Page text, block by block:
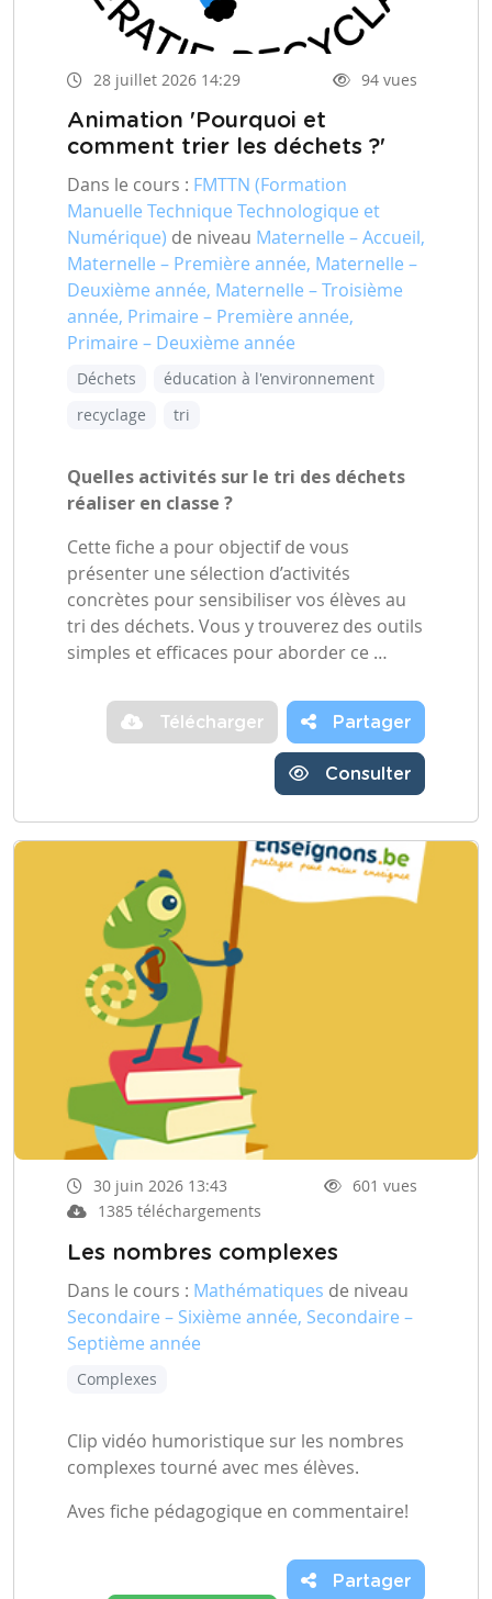
28 juillet 2026 14:29 94 vues
Animation 'Pourquoi et
comment trier les déchets ?'
Dans le cours : FMTTN (Formation
Manuelle Technique Technologique et
Numérique) de niveau Maternelle – Accueil,
Maternelle – Première année, Maternelle –
Deuxième année, Maternelle – Troisième
année, Primaire – Première année,
Primaire – Deuxième année
Déchets
éducation à l'environnement
recyclage
tri
Quelles activités sur le tri des déchets
réaliser en classe ?
Cette fiche a pour objectif de vous
présenter une sélection d’activités
concrètes pour sensibiliser vos élèves au
tri des déchets. Vous y trouverez des outils
simples et efficaces pour aborder ce …
Télécharger Partager
Consulter
30 juin 2026 13:43
601 vues
1385 téléchargements
Les nombres complexes
Dans le cours : Mathématiques de niveau
Secondaire – Sixième année, Secondaire –
Septième année
Complexes
Clip vidéo humoristique sur les nombres
complexes tourné avec mes élèves.
Aves fiche pédagogique en commentaire!
Partager